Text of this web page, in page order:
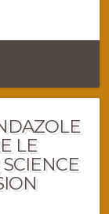
LE